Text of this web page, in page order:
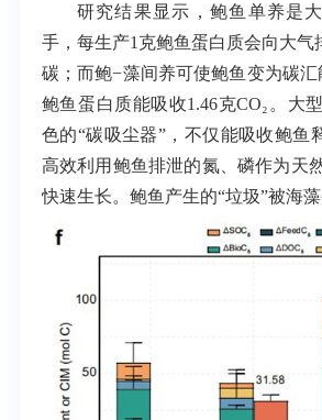
研究结果显示，鲍鱼单养是
手，每生产1克鲍鱼蛋白质会向大气
碳；而鲍−藻间养可使鲍鱼变为碳
鲍鱼蛋白质能吸收1.46克CO₂。大
色的“碳吸尘器”，不仅能吸收鲍鱼
高效利用鲍鱼排泄的氮、磷作为天
快速生长。鲍鱼产生的“垃圾”被海藻